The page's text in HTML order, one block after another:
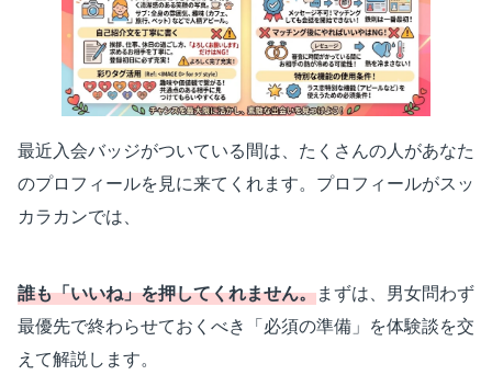
最近入会バッジがついている間は、たくさんの人があなた
のプロフィールを見に来てくれます。プロフィールがスッ
カラカンでは、
誰も「いいね」を押してくれません。まずは、男女問わず
最優先で終わらせておくべき「必須の準備」を体験談を交
えて解説します。